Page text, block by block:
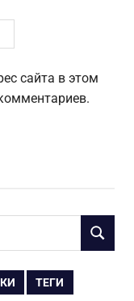
сайта в этом
ПОИСК
ТЕГИ